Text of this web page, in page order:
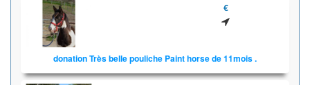
€
donation Très belle pouliche Paint horse de 11mois .